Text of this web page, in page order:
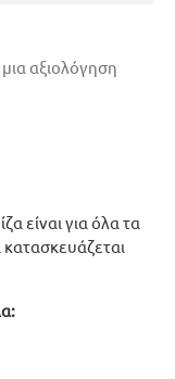
είναι για όλα τα
κατασκευάζεται
αξιολόγηση